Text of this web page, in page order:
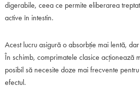
digerabile, ceea ce permite eliberarea
active în intestin.
Acest lucru asigură o absorbție mai lentă,
În schimb, comprimatele clasice acționează
posibil să necesite doze mai frecvente
efectul.